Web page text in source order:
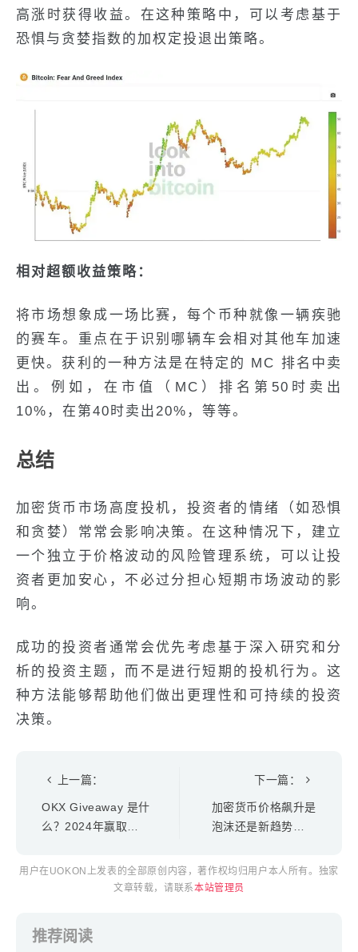
高涨时获得收益。在这种策略中，可以考虑基于
恐惧与贪婪指数的加权定投退出策略。
相对超额收益策略：
将市场想象成一场比赛，每个币种就像一辆疾驰
的赛车。重点在于识别哪辆车会相对其他车加速
更快。获利的一种方法是在特定的 MC 排名中卖
出。例如，在市值（MC）排名第50时卖出
10%，在第40时卖出20%，等等。
总结
加密货币市场高度投机，投资者的情绪（如恐惧
和贪婪）常常会影响决策。在这种情况下，建立
一个独立于价格波动的风险管理系统，可以让投
资者更加安心，不必过分担心短期市场波动的影
响。
成功的投资者通常会优先考虑基于深入研究和分
析的投资主题，而不是进行短期的投机行为。这
种方法能够帮助他们做出更理性和可持续的投资
决策。
上一篇：
OKX Giveaway 是什
么？2024年赢取
提示
下一篇：
加密货币价格飙升是
泡沫还是新趋势？行
用户在UOKON上发表的全部原创内容，著作权均归用户本人所有。独家
文章转载，请联系本站管理员
推荐阅读